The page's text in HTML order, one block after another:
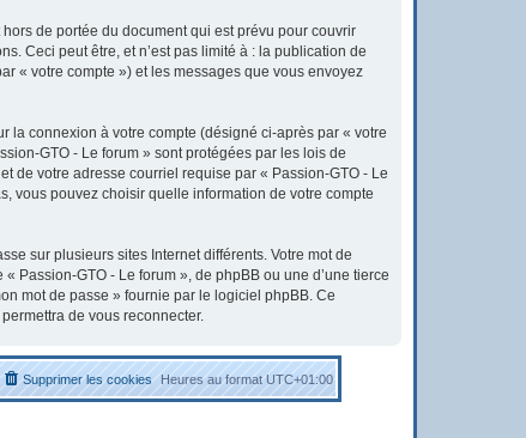
de portée du document qui est prévu pour couvrir
Ceci peut être, et n’est pas limité à : la publication de
« votre compte ») et les messages que vous envoyez
la connexion à votre compte (désigné ci-après par « votre
GTO - Le forum » sont protégées par les lois de
de votre adresse courriel requise par « Passion-GTO - Le
vous pouvez choisir quelle information de votre compte
sur plusieurs sites Internet différents. Votre mot de
Passion-GTO - Le forum », de phpBB ou une d’une tierce
mot de passe » fournie par le logiciel phpBB. Ce
de vous reconnecter.
Heures au formatUTC+01:00
Supprimer les cookies